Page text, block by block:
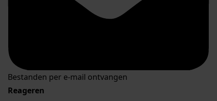
Bestanden per e-mail ontvangen
Reageren